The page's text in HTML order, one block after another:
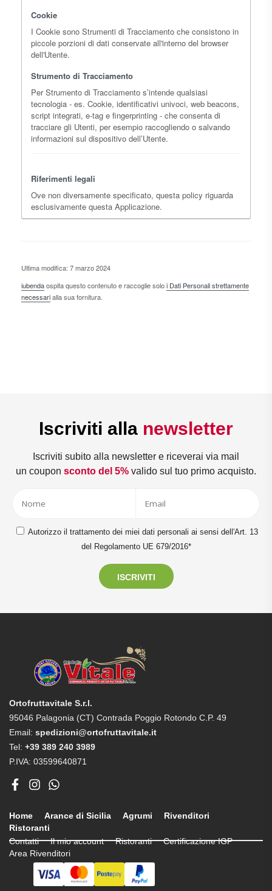
Cookie
I Cookie sono Strumenti di Tracciamento che consistono in
piccole porzioni di dati conservate all'interno del browser
dell'Utente.
Strumento di Tracciamento
Per Strumento di Tracciamento s’intende qualsiasi
tecnologia - es. Cookie, identificativi univoci, web beacons,
script integrati, e-tag e fingerprinting - che consenta di
tracciare gli Utenti, per esempio raccogliendo o salvando
informazioni sul dispositivo dell’Utente.
Riferimenti legali
Ove non diversamente specificato, questa policy riguarda
esclusivamente questa Applicazione.
Ultima modifica: 7 marzo 2024
iubendaospita questo contenuto e raccoglie soloi Dati Personali strettamente
necessarialla sua fornitura.
Iscriviti alla newsletter
Iscriviti subito alla newsletter e riceverai via mail
un coupon sconto del 5% valido sul tuo primo acquisto.
Autorizzo il trattamento dei miei dati personali ai sensi dell'Art. 13
del Regolamento UE 679/2016*
Ortofruttavitale S.r.l.
95046 Palagonia (CT) Contrada Poggio Rotondo C.P. 49
Email: spedizioni@ortofruttavitale.it
Tel: +39 389 240 3989
P.IVA: 03599640871
Home Arance di Sicilia Agrumi
Rivenditori
Ristoranti
Contatti
Il mio account Ristoranti
Certificazione IGP
Area Rivenditori